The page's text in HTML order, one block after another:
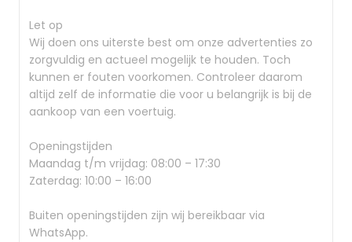
Let op
Wij doen ons uiterste best om onze advertenties zo
zorgvuldig en actueel mogelijk te houden. Toch
kunnen er fouten voorkomen. Controleer daarom
altijd zelf de informatie die voor u belangrijk is bij de
aankoop van een voertuig.
Openingstijden
Maandag t/m vrijdag: 08:00 – 17:30
Zaterdag: 10:00 – 16:00
Buiten openingstijden zijn wij bereikbaar via
WhatsApp.